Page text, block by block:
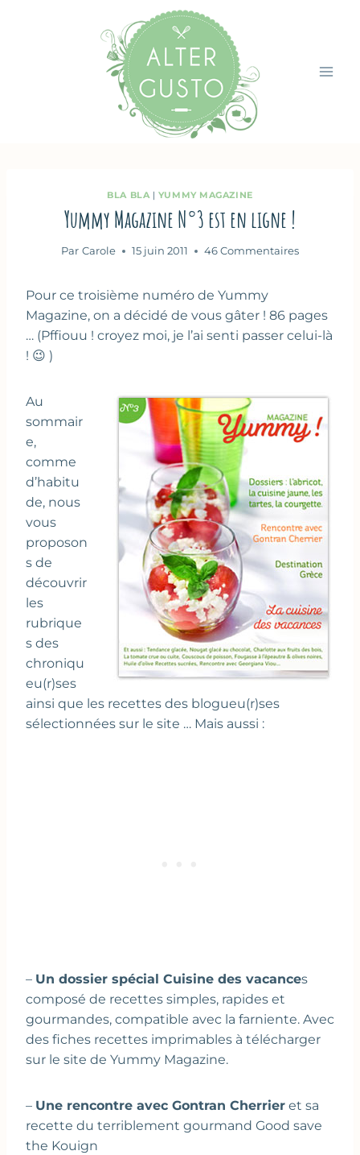
BLA BLA | YUMMY MAGAZINE
Yummy Magazine N°3 est en ligne !
Par Carole 15 juin 2011 46 Commentaires
Pour ce troisième numéro de Yummy
Magazine, on a décidé de vous gâter ! 86 pages
… (Pffiouu ! croyez moi, je l’ai senti passer celui-là
! 😉 )
Au
sommair
e,
comme
d’habitu
de, nous
vous
proposon
s de
découvrir
les
rubrique
s des
chroniqu
eu(r)ses
ainsi que les recettes des blogueu(r)ses
sélectionnées sur le site … Mais aussi :
– Un dossier spécial Cuisine des vacances
composé de recettes simples, rapides et
gourmandes, compatible avec la farniente. Avec
des fiches recettes imprimables à télécharger
sur le site de Yummy Magazine.
– Une rencontre avec Gontran Cherrier et sa
recette du terriblement gourmand Good save
the Kouign